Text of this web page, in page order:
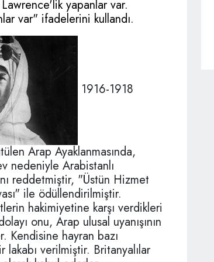
yapanlar var.
var" ifadelerini kullandı.
1916-1918
Arap Ayaklanmasında,
nedeniyle Arabistanlı
reddetmiştir, "Üstün Hizmet
ile ödüllendirilmiştir.
hakimiyetine karşı verdikleri
onu, Arap ulusal uyanışının
Kendisine hayran bazı
verilmiştir. Britanyalılar